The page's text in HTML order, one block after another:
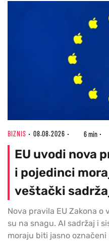
BIZNIS 08.08.2026 6 min
EU uvodi nova
i pojedinci
veštački
Nova pravila EU Zakona
su na snagu. AI sadržaj i
moraju biti jasno označeni